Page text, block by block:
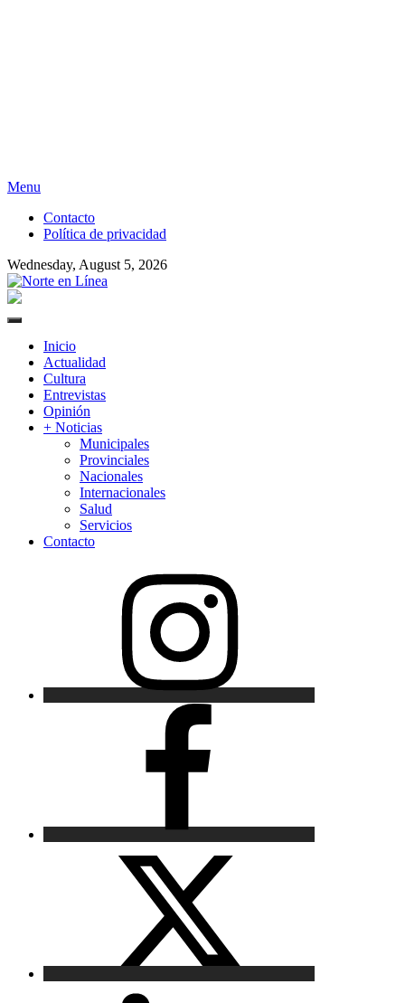
Skip
content
Menu
Contacto
Política de privacidad
Wednesday, August 5, 2026
Primary
Inicio
Actualidad
Cultura
Entrevistas
Opinión
+ Noticias
Municipales
Provinciales
Nacionales
Internacionales
Salud
Servicios
Contacto